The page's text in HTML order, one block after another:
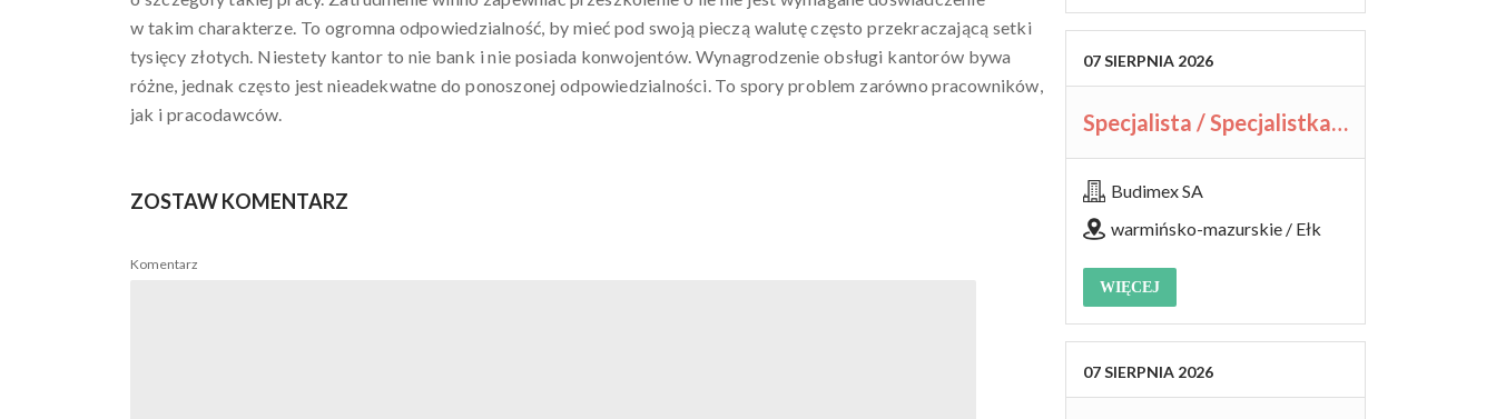
w takim charakterze. To ogromna odpowiedzialność, by mieć pod swoją pieczą walutę często przekraczającą setki
tysięcy złotych. Niestety kantor to nie bank i nie posiada konwojentów. Wynagrodzenie obsługi kantorów bywa
różne, jednak często jest nieadekwatne do ponoszonej odpowiedzialności. To spory problem zarówno pracowników,
jak i pracodawców.
ZOSTAW KOMENTARZ
Komentarz
07SIERPNIA 2026
Specjalista / Specjalistka ds. BHP
Budimex SA
warmińsko-mazurskie / Ełk
WIĘCEJ
07SIERPNIA 2026